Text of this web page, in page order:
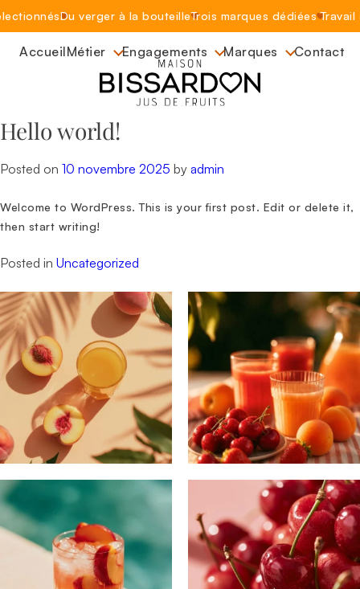
Skip
to
content
Du verger à la bouteilleTrois marques dédiées
AccueilMétier Engagements Marques Contact
Hello world!
Posted on 10 novembre 2025 by admin
Welcome to WordPress. This is your first post. Edit or delete it,
then start writing!
Posted in Uncategorized